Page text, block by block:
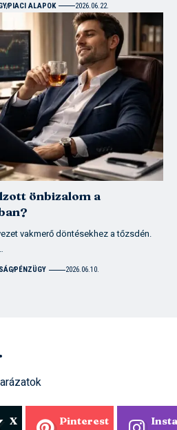
PIACI ALAPOK 2026.06.22.
önbizalom a
vakmerő döntésekhez a tőzsdén.
PÉNZÜGY 2026.06.10.
X Pinterest